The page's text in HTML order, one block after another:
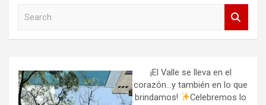
h
¡El Valle se lleva en el
corazón…y también en lo que
brindamos!
Celebremos lo